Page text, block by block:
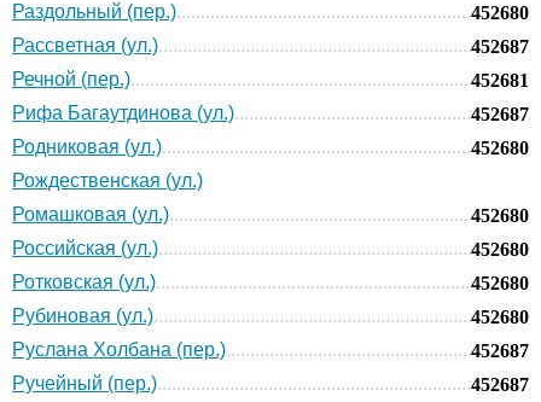
Раздольный (пер.)
452680
Рассветная (ул.)
452687
Речной (пер.)
452681
Рифа Багаутдинова (ул.)
452687
Родниковая (ул.)
452680
Рождественская (ул.)
Ромашковая (ул.)
452680
Российская (ул.)
452680
Ротковская (ул.)
452680
Рубиновая (ул.)
452680
Руслана Холбана (пер.)
452687
Ручейный (пер.)
452687